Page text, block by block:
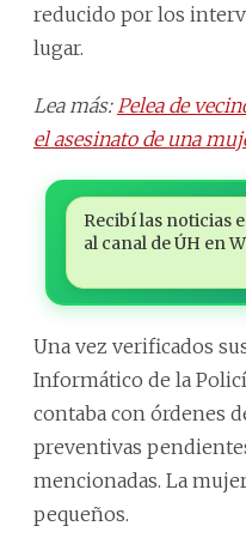
reducido por los
lugar.
Lea más: Pelea de
el asesinato de una
Recibí las noticias
al canal de ÚH en
Una vez verificados
Informático de la
contaba con órdenes
preventivas
mencionadas. La
pequeños.